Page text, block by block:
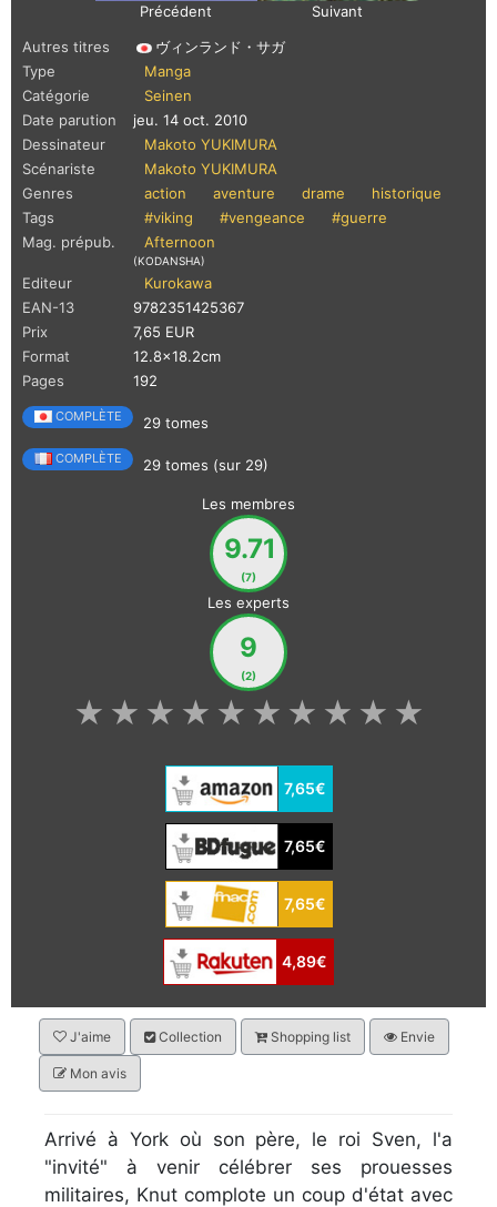
Précédent
Suivant
Autres titres
ヴィンランド・サガ
Type
Manga
Catégorie
Seinen
Date parution
jeu. 14 oct. 2010
Dessinateur
Makoto YUKIMURA
Scénariste
Makoto YUKIMURA
Genres
action aventure drame
historique
Tags
#viking #vengeance
#guerre
Mag. prépub.
Afternoon
(KODANSHA)
Editeur
Kurokawa
EAN-13
9782351425367
Prix
7,65 EUR
Format
12.8x18.2cm
Pages
192
COMPLÈTE 29 tomes
COMPLÈTE 29 tomes (sur 29)
Les membres
9.71
(7)
Les experts
9
(2)
★
★
★
★
★
★
★
★
★
★
7,65€
7,65€
7,65€
4,89€
J'aime Collection Shopping list Envie
Mon avis
Arrivé à York où son père, le roi Sven, l'a
"invité" à venir célébrer ses prouesses
militaires, Knut complote un coup d'état avec